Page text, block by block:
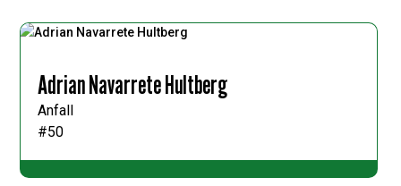
Adrian Navarrete Hultberg
Anfall
#50